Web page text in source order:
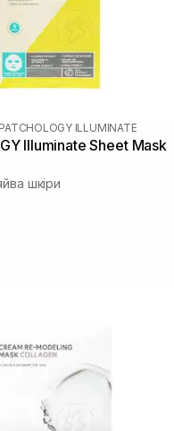
PATCHOLOGY ILLUMINATE
Illuminate Sheet Mask
шкіри